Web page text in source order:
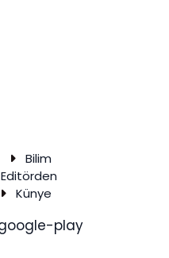
Bilim
Editörden
Künye